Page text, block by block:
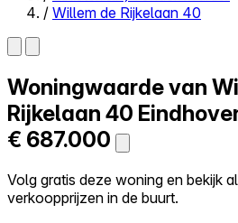
Zelf kopen
Alles-in-één
Reviews
Prijzen
Log in
Probeer Walter gratis
/ Willem de Rijkelaan 40
Woningwaarde van
Rijkelaan 40
€ 687.000
Volg gratis deze woning en bekijk
verkoopprijzen in de buurt.